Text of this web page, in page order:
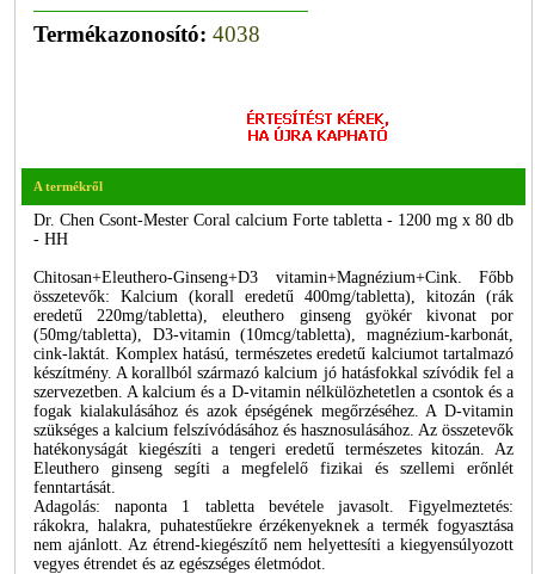
Termékazonosító: 4038
A termékről
Dr. Chen Csont-Mester Coral calcium Forte tabletta - 1200 mg x 80 db
- HH
Chitosan+Eleuthero-Ginseng+D3 vitamin+Magnézium+Cink. Főbb
összetevők: Kalcium (korall eredetű 400mg/tabletta), kitozán (rák
eredetű 220mg/tabletta), eleuthero ginseng gyökér kivonat por
(50mg/tabletta), D3-vitamin (10mcg/tabletta), magnézium-karbonát,
cink-laktát. Komplex hatású, természetes eredetű kalciumot tartalmazó
készítmény. A korallból származó kalcium jó hatásfokkal szívódik fel a
szervezetben. A kalcium és a D-vitamin nélkülözhetetlen a csontok és a
fogak kialakulásához és azok épségének megőrzéséhez. A D-vitamin
szükséges a kalcium felszívódásához és hasznosulásához. Az összetevők
hatékonyságát kiegészíti a tengeri eredetű természetes kitozán. Az
Eleuthero ginseng segíti a megfelelő fizikai és szellemi erőnlét
fenntartását.
Adagolás: naponta 1 tabletta bevétele javasolt. Figyelmeztetés:
rákokra, halakra, puhatestűekre érzékenyeknek a termék fogyasztása
nem ajánlott. Az étrend-kiegészítő nem helyettesíti a kiegyensúlyozott
vegyes étrendet és az egészséges életmódot.